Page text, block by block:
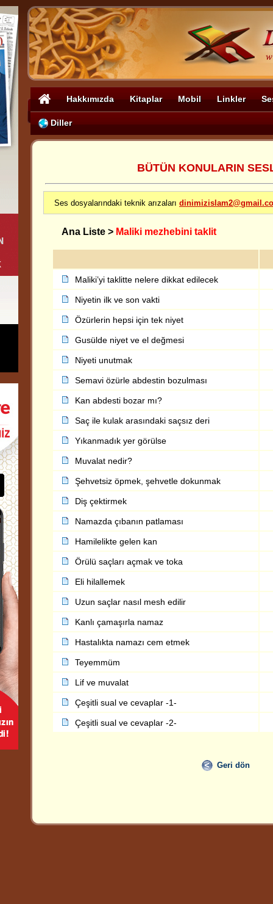
Hakkımızda Kitaplar Mobil Linkler
Diller
BÜTÜN KONULARIN
Ses dosyalarındaki teknik arızaları
Ana Liste > Maliki mezhebini taklit
Maliki’yi taklitte nelere dikkat edilecek
Niyetin ilk ve son vakti
Özürlerin hepsi için tek niyet
Gusülde niyet ve el değmesi
Niyeti unutmak
Semavi özürle abdestin bozulması
Kan abdesti bozar mı?
Saç ile kulak arasındaki saçsız deri
Yıkanmadık yer görülse
Muvalat nedir?
Şehvetsiz öpmek, şehvetle dokunmak
Diş çektirmek
Namazda çıbanın patlaması
Hamilelikte gelen kan
Örülü saçları açmak ve toka
Eli hilallemek
Uzun saçlar nasıl mesh edilir
Kanlı çamaşırla namaz
Hastalıkta namazı cem etmek
Teyemmüm
Lif ve muvalat
Çeşitli sual ve cevaplar -1-
Çeşitli sual ve cevaplar -2-
Geri dön